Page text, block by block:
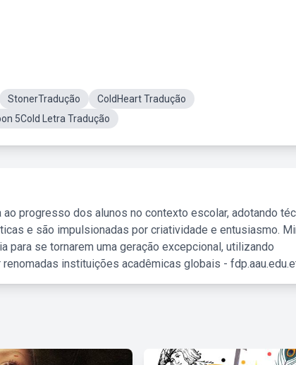
StonerTradução
ColdHeart Tradução
5Cold Letra Tradução
progresso dos alunos no contexto escolar, adotando
e são impulsionadas por criatividade e entusiasmo.
para se tornarem uma geração excepcional, utilizando
instituições acadêmicas globais -